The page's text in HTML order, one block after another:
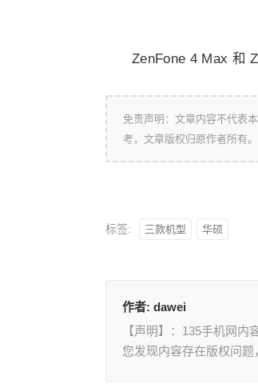
ZenFone 4 Max 和
免责声明：文章内容不代表
考，文章版权归原作者所有
标签: 三款机型 华硕
作者: dawei
【声明】：135手机网
您发现内容存在版权问